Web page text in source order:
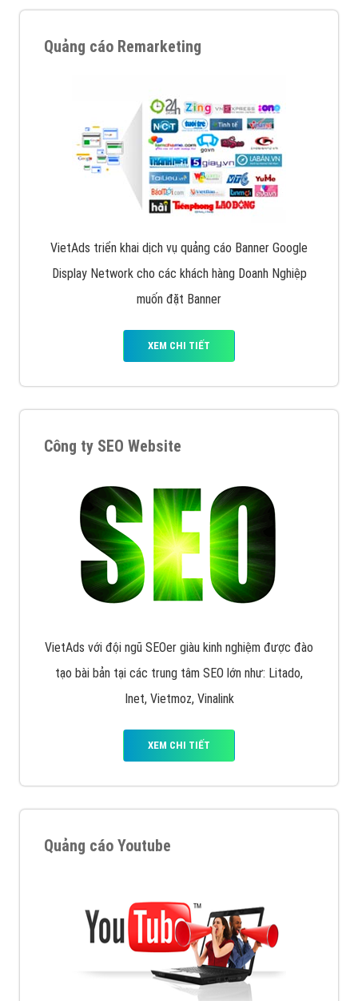
Quảng cáo Remarketing
VietAds triển khai dịch vụ quảng cáo Banner Google
Display Network cho các khách hàng Doanh Nghiệp
muốn đặt Banner
XEM CHI TIẾT
Công ty SEO Website
VietAds với đội ngũ SEOer giàu kinh nghiệm được đào
tạo bài bản tại các trung tâm SEO lớn như: Litado,
Inet, Vietmoz, Vinalink
XEM CHI TIẾT
Quảng cáo Youtube